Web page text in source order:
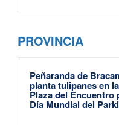
PROVINCIA
Peñaranda de
planta tulipanes en la
Plaza del Encuentro
Día Mundial del